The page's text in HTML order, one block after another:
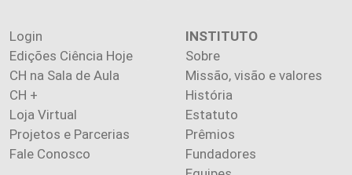
Login
Edições Ciência Hoje
CH na Sala de Aula
CH +
Loja Virtual
Projetos e Parcerias
Fale Conosco
INSTITUTO
Sobre
Missão, visão e valores
História
Estatuto
Prêmios
Fundadores